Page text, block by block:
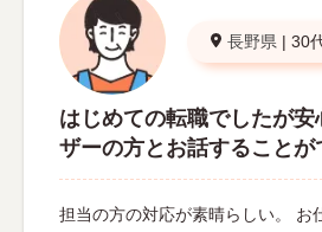
長野県 | 30
はじめての転職でしたが安
ザーの方とお話することが
担当の方の対応が素晴らしい。 お